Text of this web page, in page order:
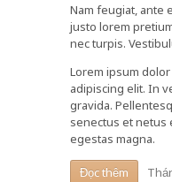
Nam feugiat, ante
justo lorem
nec turpis.
Lorem ipsum
adipiscing elit. In
gravida.
senectus et netus
egestas magna.
Đọc thêm